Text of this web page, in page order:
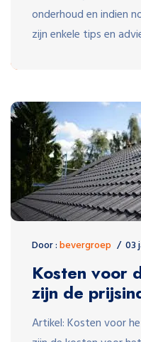
onderhoud en indien
zijn enkele tips en
Door :bevergroep 03
Kosten voor
zijn de
Artikel: Kosten voor